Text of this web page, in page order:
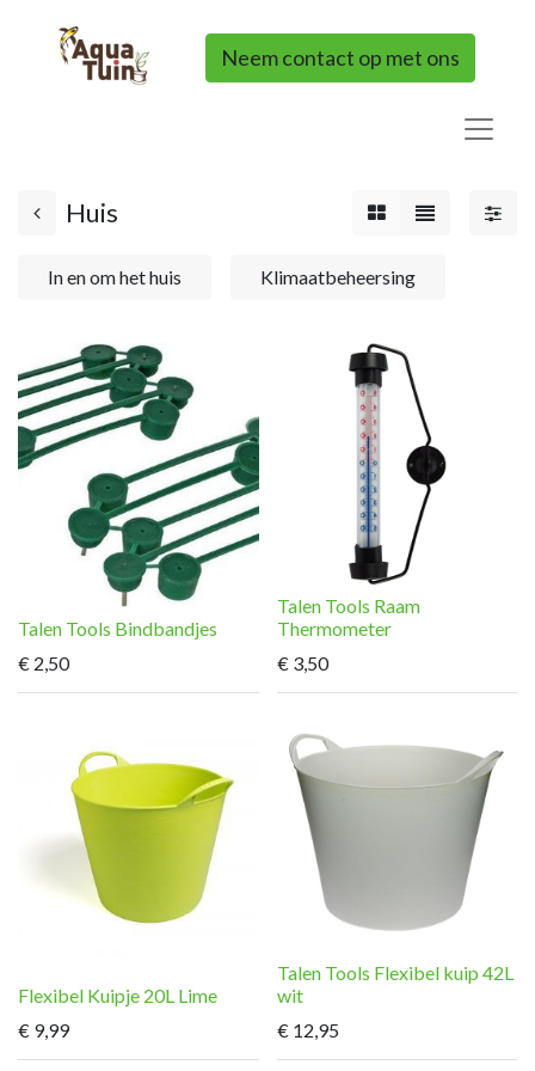
Neem contact op met ons
Huis
In en om het huis Klimaatbeheersing
Talen Tools Bindbandjes
€ 2,50
Talen Tools Raam
Thermometer
€ 3,50
Flexibel Kuipje 20L Lime
€ 9,99
Talen Tools Flexibel kuip 42L
wit
€ 12,95